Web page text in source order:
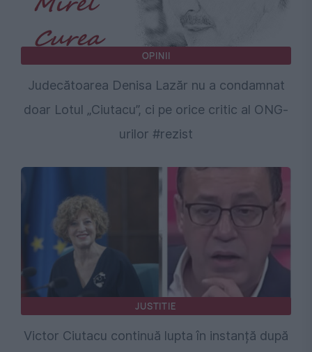
OPINII
Judecătoarea Denisa Lazăr nu a condamnat
doar Lotul „Ciutacu”, ci pe orice critic al ONG-
urilor #rezist
JUSTITIE
Victor Ciutacu continuă lupta în instanță după